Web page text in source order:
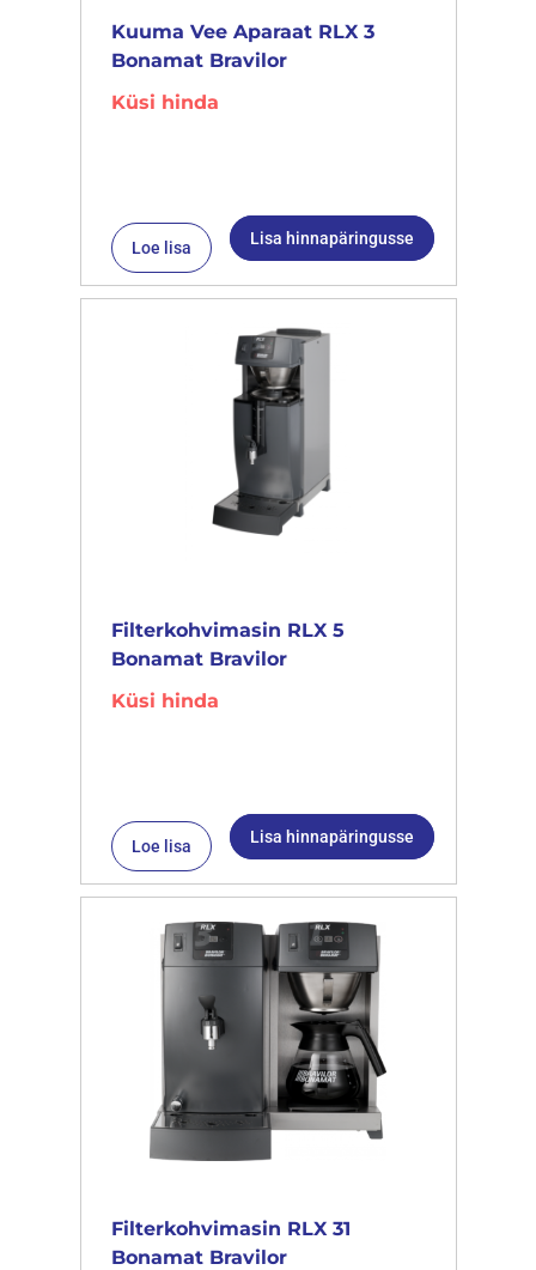
Kuuma Vee Aparaat RLX 3
Bonamat Bravilor
Küsi hinda
Loe lisa Lisa hinnapäringusse
Filterkohvimasin RLX 5
Bonamat Bravilor
Küsi hinda
Loe lisa Lisa hinnapäringusse
Filterkohvimasin RLX 31
Bonamat Bravilor